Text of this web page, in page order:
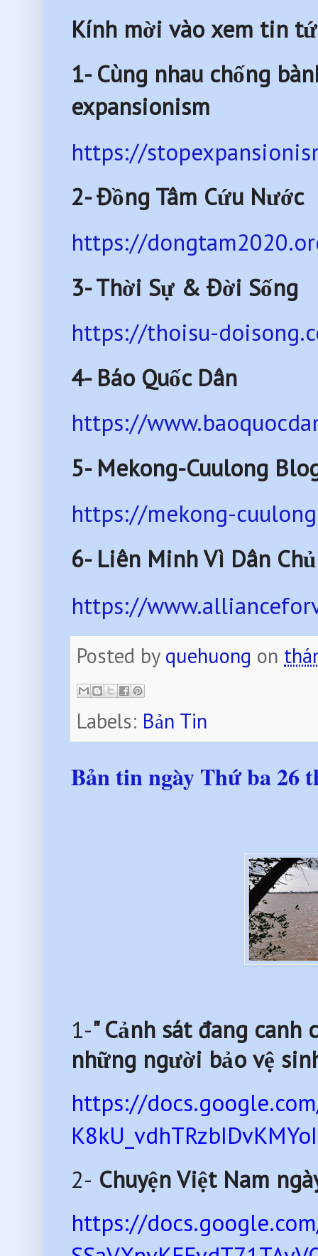
Kính mời vào xem tin
1- Cùng nhau chống
expansionism
https://
2- Đồng Tâm Cứu Nước
https://
3- Thời Sự & Đời Sống
https://thoisu-
4- Báo Quốc Dân
https://
5- Mekong-Cuulong
https://mekong-
6- Liên Minh Vì Dân
https://
Posted by quehuong on
Labels: Bản Tin
Bản tin ngày Thứ ba 26
1-" Cảnh sát đang canh
những người bảo vệ
https://
2- Chuyện Việt Nam
https://